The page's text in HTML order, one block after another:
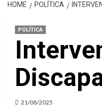
HOME POLÍTICA
POLÍTICA
21/08/2025